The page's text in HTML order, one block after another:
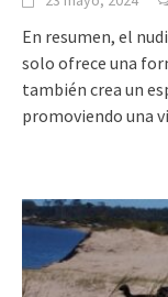
En resumen, el
solo ofrece una
también crea un
promoviendo una